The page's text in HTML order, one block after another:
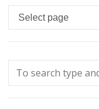
Languages